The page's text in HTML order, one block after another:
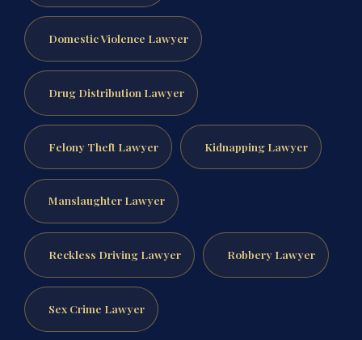
Domestic Violence Lawyer
Drug Distribution Lawyer
Felony Theft Lawyer Kidnapping Lawyer
Manslaughter Lawyer
Reckless Driving Lawyer Robbery Lawyer
Sex Crime Lawyer